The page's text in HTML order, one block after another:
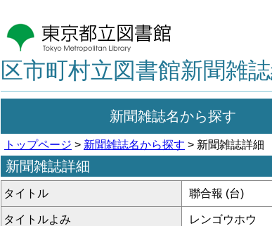
区市町村立図書館新聞雑
新聞雑誌名から探す
トップページ > 新聞雑誌名から探す > 新聞雑誌詳細
新聞雑誌詳細
タイトル 聯合報 (台)
タイトルよみ レンゴウホウ